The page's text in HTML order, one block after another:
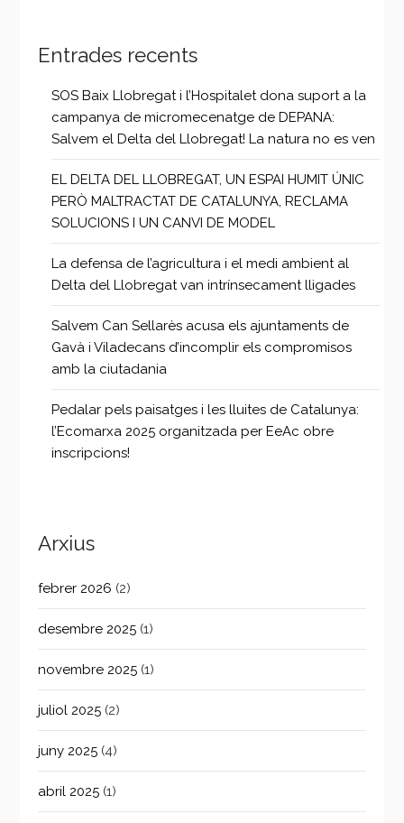
Entrades recents
SOS Baix Llobregat i l’Hospitalet dona suport a la
campanya de micromecenatge de DEPANA:
Salvem el Delta del Llobregat! La natura no es ven
EL DELTA DEL LLOBREGAT, UN ESPAI HUMIT ÚNIC
PERÒ MALTRACTAT DE CATALUNYA, RECLAMA
SOLUCIONS I UN CANVI DE MODEL
La defensa de l’agricultura i el medi ambient al
Delta del Llobregat van intrínsecament lligades
Salvem Can Sellarès acusa els ajuntaments de
Gavà i Viladecans d’incomplir els compromisos
amb la ciutadania
Pedalar pels paisatges i les lluites de Catalunya:
l’Ecomarxa 2025 organitzada per EeAc obre
inscripcions!
Arxius
febrer 2026 (2)
desembre 2025 (1)
novembre 2025 (1)
juliol 2025 (2)
juny 2025 (4)
abril 2025 (1)